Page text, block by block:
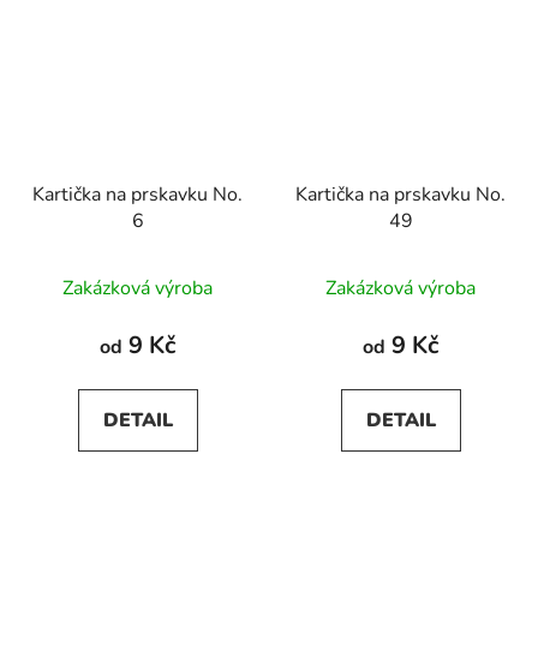
Kartička na prskavku No.
6
Zakázková výroba
od 9 Kč
DETAIL
Kartička na prskavku No.
49
Zakázková výroba
od 9 Kč
DETAIL